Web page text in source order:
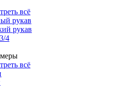
всё
рукав
рукав
4
всё